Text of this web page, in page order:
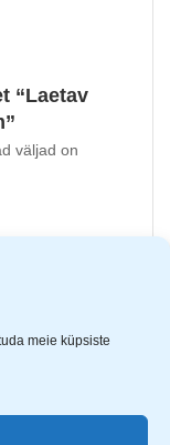
meie küpsiste
“Laetav
väljad on